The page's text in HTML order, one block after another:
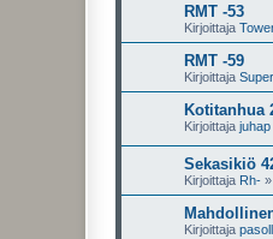
RMT -53
Kirjoittaja
RMT -59
Kirjoittaja
Kotitanhua
Kirjoittaja juhap
Sekasikiö
Kirjoittaja Rh- »
Kirjoittaja